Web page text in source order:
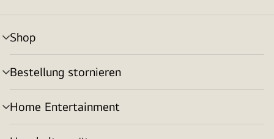
Shop
Menü
umschalten
Bestellung stornieren
Menü
umschalten
Home Entertainment
Menü
umschalten